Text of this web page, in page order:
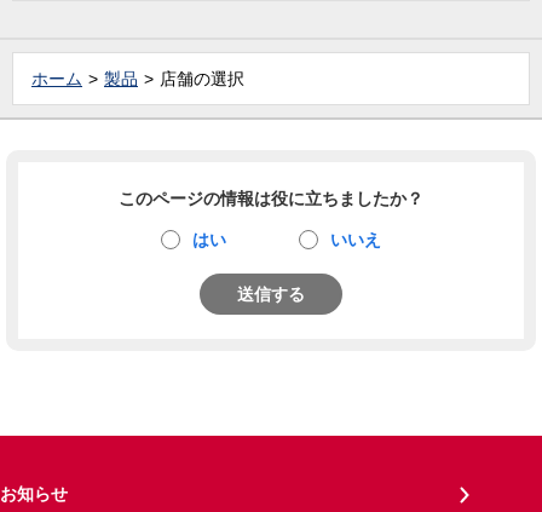
ホーム 製品 店舗の選択
このページの情報は役に立ちましたか？
はい いいえ
送信する
お知らせ